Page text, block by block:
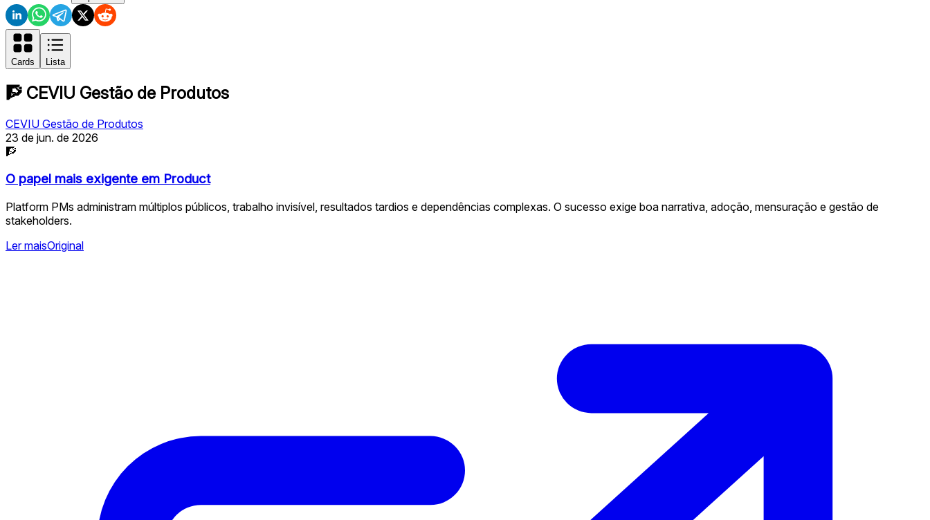
Cards Lista
🧗 CEVIU Gestão de Produtos
CEVIU Gestão de Produtos
23 de jun. de 2026
🧗
O papel mais exigente em Product
Platform PMs administram múltiplos públicos, trabalho invisível, resultados tardios e dependências complexas. O sucesso exige boa narrativa, adoção, mensuração e gestão de
stakeholders.
Ler maisOriginal